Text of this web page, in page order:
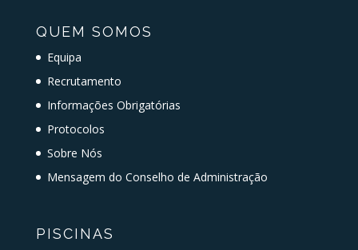
QUEM SOMOS
Equipa
Recrutamento
Informações Obrigatórias
Protocolos
Sobre Nós
Mensagem do Conselho de Administração
PISCINAS